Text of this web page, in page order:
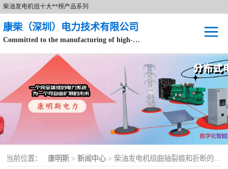
柴油发电机组十大**榜产品系列
康柴（深圳）电力技术有限公司
Committed to the manufacturing of high-end brand diesel generator sets.
当前位置： 康明斯 > 新闻中心 > 柴油发电机组曲轴裂痕和折断的因由是什么？
静音型
移动电站
康明斯配件